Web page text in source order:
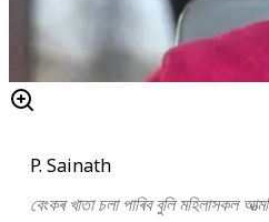
P. Sainath
বেংকৰ খাতা চলা পাৰিব বুলি মহিলাসকল